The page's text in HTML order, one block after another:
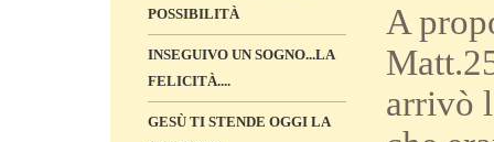
POSSIBILITÀ
INSEGUIVO UN SOGNO...LA
FELICITÀ....
GESÙ TI STENDE OGGI LA
A
arrivò